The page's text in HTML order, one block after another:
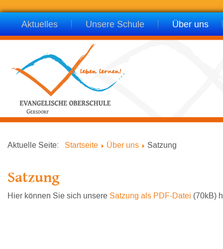
Aktuelles Unsere Schule Über uns
Aktuelle Seite: Startseite Über uns Satzung
Satzung
Hier können Sie sich unsere Satzung als PDF-Datei (70kB)